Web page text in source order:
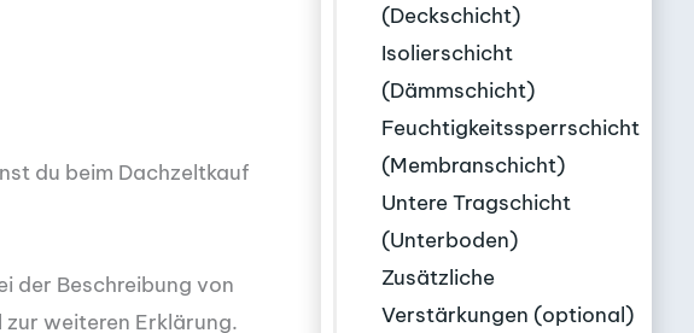
du beim Dachzeltkauf
der Beschreibung von
weiteren Erklärung.
(Deckschicht)
Isolierschicht
(Dämmschicht)
Feuchtigkeitssperrschicht
(Membranschicht)
Untere Tragschicht
(Unterboden)
Zusätzliche
Verstärkungen (optional)